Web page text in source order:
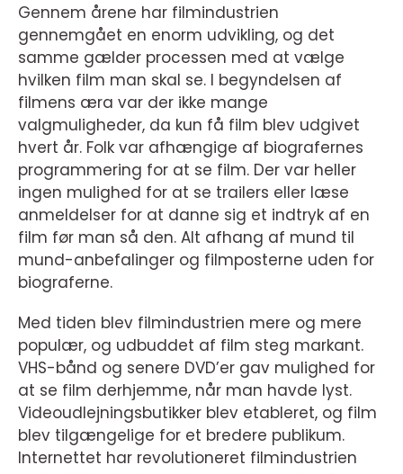
Gennem årene har filmindustrien
gennemgået en enorm udvikling, og det
samme gælder processen med at vælge
hvilken film man skal se. I begyndelsen af
filmens æra var der ikke mange
valgmuligheder, da kun få film blev udgivet
hvert år. Folk var afhængige af biografernes
programmering for at se film. Der var heller
ingen mulighed for at se trailers eller læse
anmeldelser for at danne sig et indtryk af en
film før man så den. Alt afhang af mund til
mund-anbefalinger og filmposterne uden for
biograferne.
Med tiden blev filmindustrien mere og mere
populær, og udbuddet af film steg markant.
VHS-bånd og senere DVD’er gav mulighed for
at se film derhjemme, når man havde lyst.
Videoudlejningsbutikker blev etableret, og film
blev tilgængelige for et bredere publikum.
Internettet har revolutioneret filmindustrien